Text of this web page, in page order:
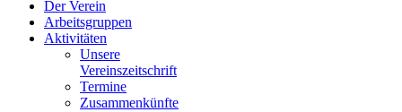
Der Verein
Arbeitsgruppen
Aktivitäten
Unsere
Vereinszeitschrift
Termine
Zusammenkünfte